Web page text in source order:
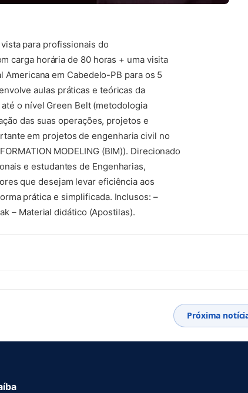
para profissionais do
carga horária de 80 horas + uma visita
Americana em Cabedelo-PB para os 5
aulas práticas e teóricas da
o nível Green Belt (metodologia
das suas operações, projetos e
em projetos de engenharia civil no
MODELING (BIM)). Direcionado
e estudantes de Engenharias,
que desejam levar eficiência aos
prática e simplificada. Inclusos: –
– Material didático (Apostilas).
Próxima